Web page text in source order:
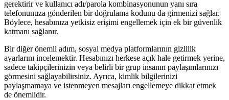
gerektirir ve kullanıcı adı/parola kombinasyonunun yanı sıra
telefonunuza gönderilen bir doğrulama kodunu da girmenizi sağlar.
Böylece, hesabınıza yetkisiz erişimi engellemek için ek bir güvenlik
katmanı sağlanır.
Bir diğer önemli adım, sosyal medya platformlarının gizlilik
ayarlarını incelemektir. Hesabınızı herkese açık hale getirmek yerine,
sadece takipçilerinizin veya belirli bir grup insanın paylaşımlarınızı
görmesini sağlayabilirsiniz. Ayrıca, kimlik bilgilerinizi
paylaşmamaya ve istenmeyen mesajları engellemeye dikkat etmek
de önemlidir.